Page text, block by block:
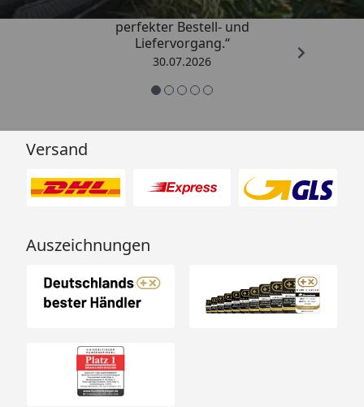
„Qualitativ sehr gute Ware und ein
perfekter Bestell- und
Liefervorgang.“
30.07.2026
Versand
Auszeichnungen